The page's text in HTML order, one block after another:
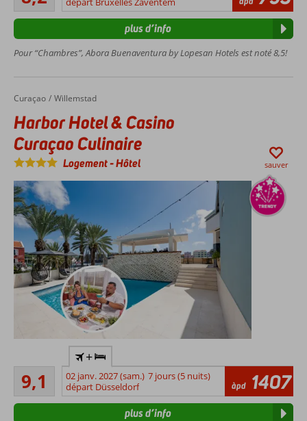
Inclusive
près de
pour les jeunes
et les moins
jeunes
Plusieurs
piscines
commentaires
Pour “Chambres”, Abora Buenaventura by Lopesan Hotels est noté 8,5!
plus d’info
Accueil
Curaçao Willemstad
Harbor Hotel & Casino Curaçao Culinaire
Harbor Hotel & Casino
Curaçao Culinaire
Logement-Hôtel sauver
branché au
cœur
d'Otrobanda
Comprend
9,1Excellente
146
commentaires
+
02 janv. 2027 (sam.) 7 jours (5 nuits)
départ Düsseldorf
àpd 1407
plus d’info